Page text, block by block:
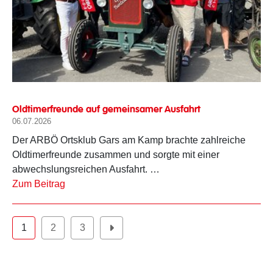
Oldtimerfreunde auf gemeinsamer Ausfahrt
06.07.2026
Der ARBÖ Ortsklub Gars am Kamp brachte zahlreiche
Oldtimerfreunde zusammen und sorgte mit einer
abwechslungsreichen Ausfahrt. …
Zum Beitrag
1 2 3